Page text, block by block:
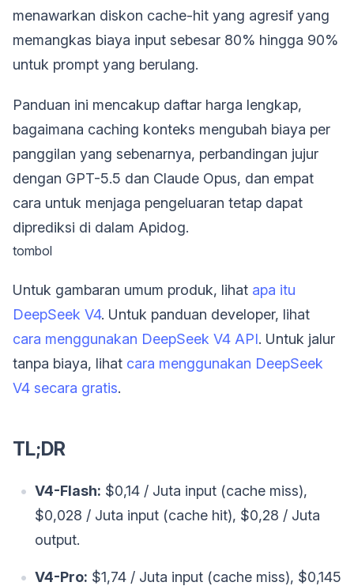
menawarkan diskon cache-hit yang agresif yang
memangkas biaya input sebesar 80% hingga 90%
untuk prompt yang berulang.
Panduan ini mencakup daftar harga lengkap,
bagaimana caching konteks mengubah biaya per
panggilan yang sebenarnya, perbandingan jujur
dengan GPT-5.5 dan Claude Opus, dan empat
cara untuk menjaga pengeluaran tetap dapat
diprediksi di dalam Apidog.
tombol
Untuk gambaran umum produk, lihat apa itu
DeepSeek V4. Untuk panduan developer, lihat
cara menggunakan DeepSeek V4 API. Untuk jalur
tanpa biaya, lihat cara menggunakan DeepSeek
V4 secara gratis.
TL;DR
V4-Flash: $0,14 / Juta input (cache miss),
$0,028 / Juta input (cache hit), $0,28 / Juta
output.
V4-Pro: $1,74 / Juta input (cache miss), $0,145